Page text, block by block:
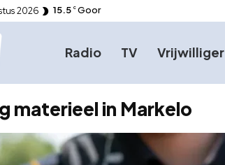
2026 15.5 C Goor
Radio TV Vrijwilliger
materieel in Markelo